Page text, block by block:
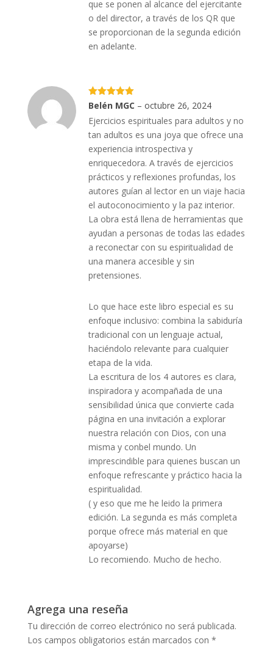
que se ponen al alcance del ejercitante
o del director, a través de los QR que
se proporcionan de la segunda edición
en adelante.
Valorado
Belén MGC – octubre 26, 2024
Ejercicios espirituales para adultos y no
tan adultos es una joya que ofrece una
experiencia introspectiva y
enriquecedora. A través de ejercicios
prácticos y reflexiones profundas, los
autores guían al lector en un viaje hacia
el autoconocimiento y la paz interior.
La obra está llena de herramientas que
ayudan a personas de todas las edades
a reconectar con su espiritualidad de
una manera accesible y sin
pretensiones.
Lo que hace este libro especial es su
enfoque inclusivo: combina la sabiduría
tradicional con un lenguaje actual,
haciéndolo relevante para cualquier
etapa de la vida.
La escritura de los 4 autores es clara,
inspiradora y acompañada de una
sensibilidad única que convierte cada
página en una invitación a explorar
nuestra relación con Dios, con una
misma y conbel mundo. Un
imprescindible para quienes buscan un
enfoque refrescante y práctico hacia la
espiritualidad.
( y eso que me he leido la primera
edición. La segunda es más completa
porque ofrece más material en que
apoyarse)
Lo recomiendo. Mucho de hecho.
Agrega una reseña
Tu dirección de correo electrónico no será publicada.
Los campos obligatorios están marcados con *